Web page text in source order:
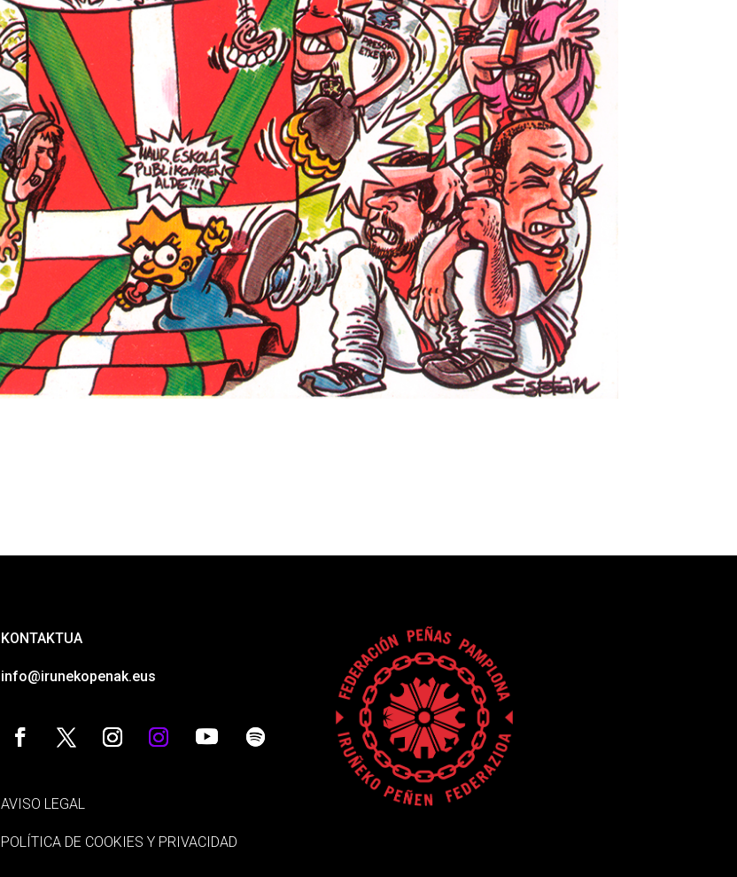
KONTAKTUA
info@irunekopenak.eus
AVISO LEGAL
POLÍTICA DE COOKIES Y PRIVACIDAD